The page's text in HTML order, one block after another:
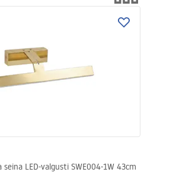
seina LED-valgusti SWE004-1W 43cm